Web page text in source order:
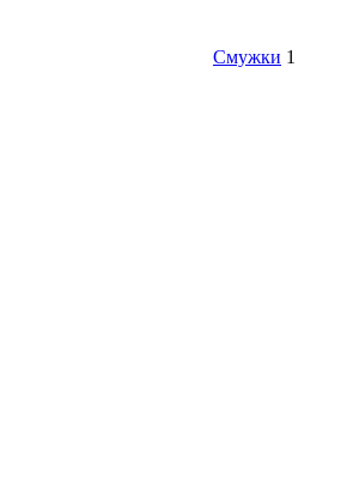
Смужки 1